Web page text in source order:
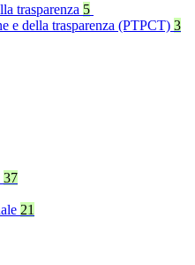
trasparenza 5
e della trasparenza (PTPCT) 3
37
21